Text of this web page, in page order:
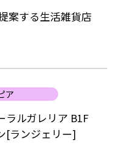
案する生活雑貨店
や洗剤の他、国内外
などを展開。店内に
も併設します。
手入れ方法につい
バイスもいたしま
ア
ラルガレリア B1F
[ランジェリー]